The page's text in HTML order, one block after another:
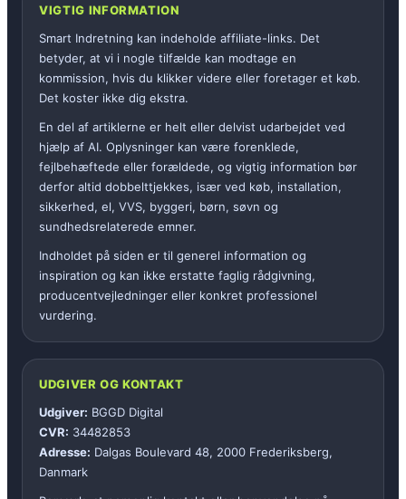
VIGTIG INFORMATION
Smart Indretning kan indeholde affiliate-links. Det
betyder, at vi i nogle tilfælde kan modtage en
kommission, hvis du klikker videre eller foretager et køb.
Det koster ikke dig ekstra.
En del af artiklerne er helt eller delvist udarbejdet ved
hjælp af AI. Oplysninger kan være forenklede,
fejlbehæftede eller forældede, og vigtig information bør
derfor altid dobbelttjekkes, især ved køb, installation,
sikkerhed, el, VVS, byggeri, børn, søvn og
sundhedsrelaterede emner.
Indholdet på siden er til generel information og
inspiration og kan ikke erstatte faglig rådgivning,
producentvejledninger eller konkret professionel
vurdering.
UDGIVER OG KONTAKT
Udgiver: BGGD Digital
CVR: 34482853
Adresse: Dalgas Boulevard 48, 2000 Frederiksberg,
Danmark